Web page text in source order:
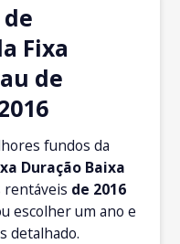
Fixa
de
fundos da
Duração Baixa
rentáveis de 2016
escolher um ano e
detalhado.